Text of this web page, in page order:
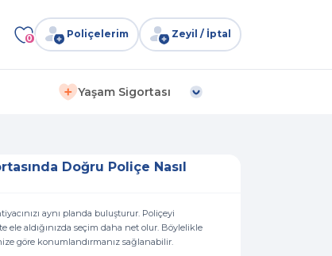
0 Poliçelerim Zeyil / İptal
Yaşam Sigortası
Doğru Poliçe Nasıl
aynı planda buluşturur. Poliçeyi
ele aldığınızda seçim daha net olur. Böylelikle
göre konumlandırmanız sağlanabilir.